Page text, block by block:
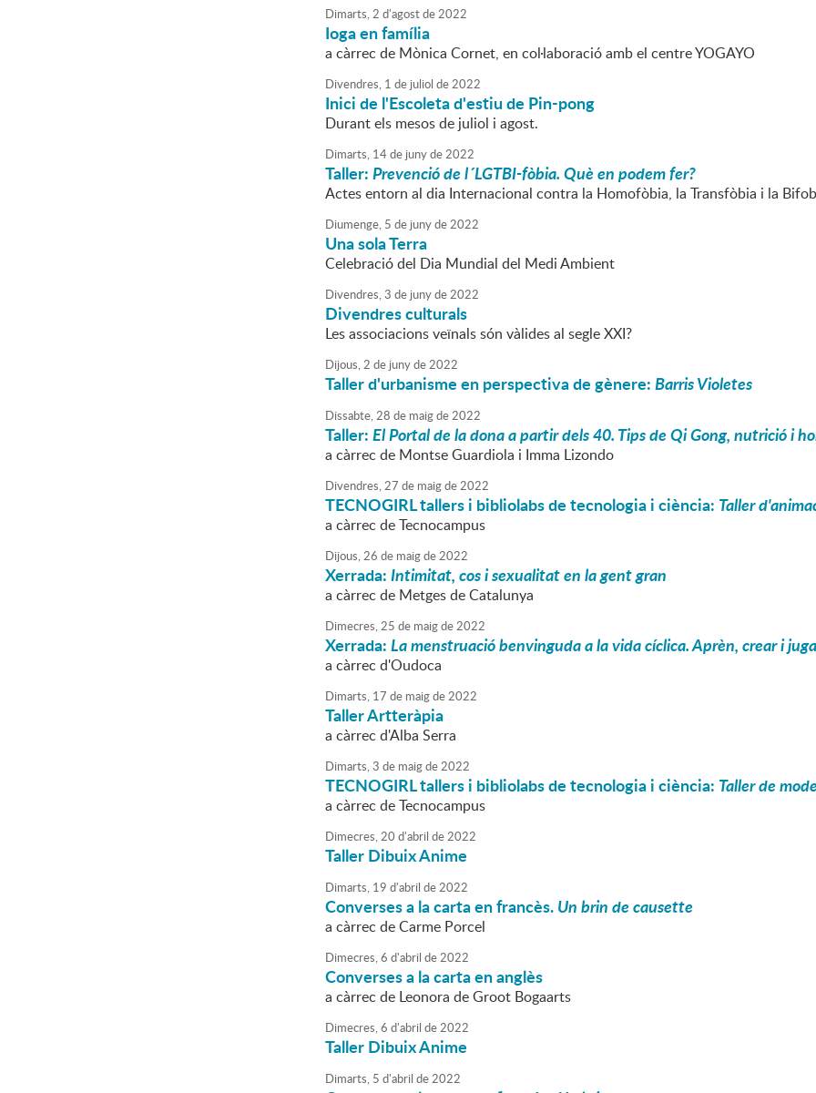
Dimarts,2 d'agostde2022
Ioga en família
a càrrec de Mònica Cornet, en col·laboració amb el centre YOGAYO
Divendres, 1 de juliol de2022
Inici de l'Escoleta d'estiu de Pin-pong
Durant els mesos de juliol i agost.
Dimarts, 14de junyde2022
Taller:Prevenció de l´LGTBI-fòbia. Què en podem fer?
Actes entorn al dia Internacional contra la Homofòbia, la Transfòbia i la
Diumenge, 5 de junyde2022
Una sola Terra
Celebració del Dia Mundial del Medi Ambient
Divendres,3 de junyde2022
Divendres culturals
Les associacions veïnals són vàlides al segle XXI?
Dijous,2 de junyde2022
Taller d'urbanisme en perspectiva de gènere:Barris Violetes
Dissabte,28 de maigde2022
Taller:El Portal de la dona a partir dels 40. Tips de Qi Gong, nutrició i
a càrrec de Montse Guardiola i Imma Lizondo
Divendres,27 de maigde2022
TECNOGIRL tallers i bibliolabs de tecnologia i ciència: Taller
a càrrec de Tecnocampus
Dijous,26 de maigde2022
Xerrada:Intimitat, cos i sexualitat en la gent gran
a càrrec de Metges de Catalunya
Dimecres,25 de maigde2022
Xerrada:La menstruació benvinguda a la vida cíclica. Aprèn, crear i
a càrrec d'Oudoca
Dimarts, 17 de maigde2022
Taller Artteràpia
a càrrec d'Alba Serra
Dimarts,3 de maigde2022
TECNOGIRL tallers i bibliolabs de tecnologia i ciència: Taller de
a càrrec de Tecnocampus
Dimecres,20 d'abril de2022
Taller Dibuix Anime
Dimarts, 19 d'abril de2022
Converses a la carta en francès.Un brin de causette
a càrrec de Carme Porcel
Dimecres,6 d'abril de2022
Converses a la carta en anglès
a càrrec de Leonora de Groot Bogaarts
Dimecres,6 d'abril de2022
Taller Dibuix Anime
Dimarts, 5 d'abril de2022